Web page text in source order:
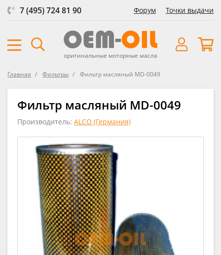
7 (495) 724 81 90 Форум Точки выдачи
оригинальные моторные масла
Главная Фильтры Фильтр масляный MD-0049
Фильтр масляный MD-0049
Производитель: ALCO (Германия)